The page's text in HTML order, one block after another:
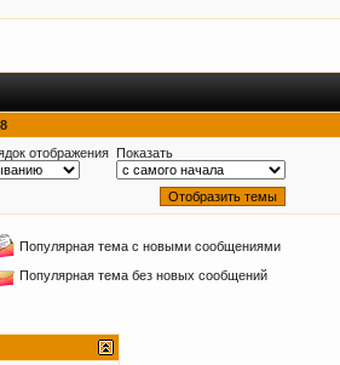
отображения Показать
Популярная тема с новыми сообщениями
Популярная тема без новых сообщений